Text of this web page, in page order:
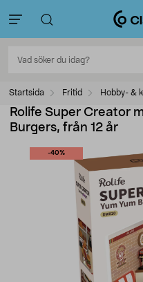
Startsida Fritid Hobby- &
Rolife Super Creator
Burgers, från 12 år
-40%